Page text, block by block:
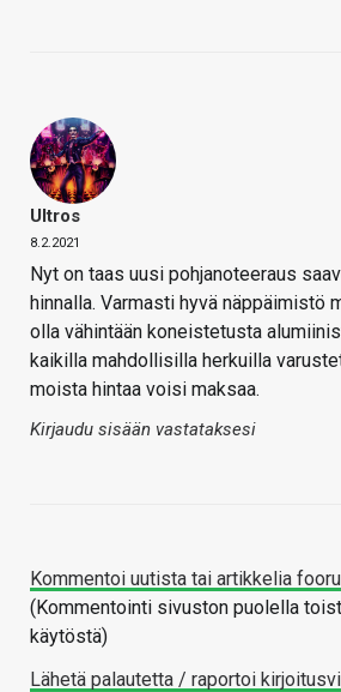
Ultros
8.2.2021
Nyt on taas uusi pohjanoteeraus
hinnalla. Varmasti hyvä näppäimistö
olla vähintään koneistetusta
kaikilla mahdollisilla herkuilla
moista hintaa voisi maksaa.
Kirjaudu sisään vastataksesi
Kommentoi uutista tai artikkelia
(Kommentointi sivuston puolella
käytöstä)
Lähetä palautetta / raportoi